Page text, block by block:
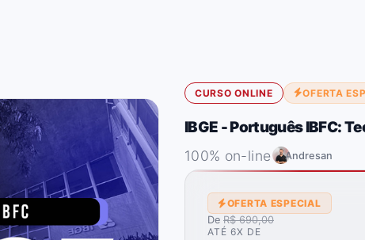
CURSO ONLINE OFERTA
IBGE - Português IBFC:
100% on-line Andresan
OFERTA ESPECIAL
De R$ 690,00
ATÉ 6X DE